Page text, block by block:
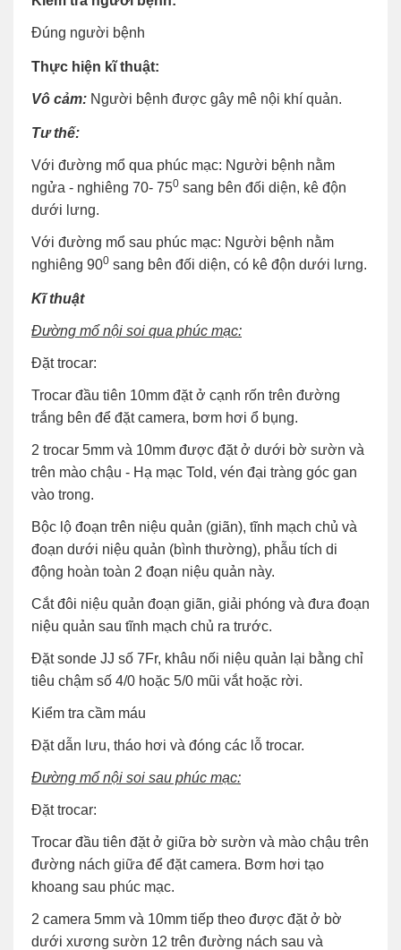
Đúng người bệnh
Thực hiện kĩ thuật:
Vô cảm: Người bệnh được gây mê nội khí quản.
Tư thế:
Với đường mổ qua phúc mạc: Người bệnh nằm
ngửa - nghiêng 70- 750 sang bên đối diện, kê độn
dưới lưng.
Với đường mổ sau phúc mạc: Người bệnh nằm
nghiêng 900 sang bên đối diện, có kê độn dưới lưng.
Kĩ thuật
Đường mổ nội soi qua phúc mạc:
Đặt trocar:
Trocar đầu tiên 10mm đặt ở cạnh rốn trên đường
trắng bên để đặt camera, bơm hơi ổ bụng.
2 trocar 5mm và 10mm được đặt ở dưới bờ sườn và
trên mào chậu - Hạ mạc Told, vén đại tràng góc gan
vào trong.
Bộc lộ đoạn trên niệu quản (giãn), tĩnh mạch chủ và
đoạn dưới niệu quản (bình thường), phẫu tích di
động hoàn toàn 2 đoạn niệu quản này.
Cắt đôi niệu quản đoạn giãn, giải phóng và đưa đoạn
niệu quản sau tĩnh mạch chủ ra trước.
Đặt sonde JJ số 7Fr, khâu nối niệu quản lại bằng chỉ
tiêu chậm số 4/0 hoặc 5/0 mũi vắt hoặc rời.
Kiểm tra cầm máu
Đặt dẫn lưu, tháo hơi và đóng các lỗ trocar.
Đường mổ nội soi sau phúc mạc:
Đặt trocar:
Trocar đầu tiên đặt ở giữa bờ sườn và mào chậu trên
đường nách giữa để đặt camera. Bơm hơi tạo
khoang sau phúc mạc.
2 camera 5mm và 10mm tiếp theo được đặt ở bờ
dưới xương sườn 12 trên đường nách sau và